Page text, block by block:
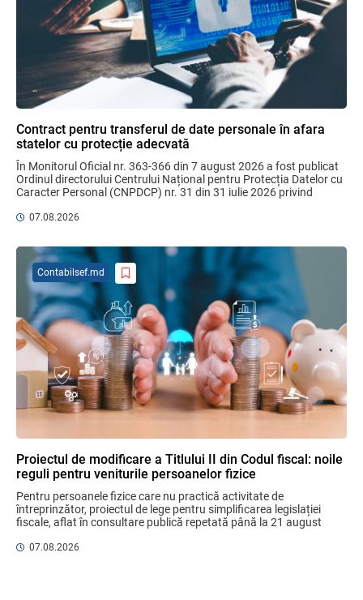
Бухгалтерские и Налоговые
Консультации № 07/2026, комментарии
на полях
06.08.2026 Ciobanu Veaceslav
Plafonul operațiunilor valutare de capital
06.08.2026
MIA Plăți Instant: Soluția inovativă pentru
Efectele trecerii la euro ca monedă de
referință
06.08.2026 BNM
Bunurile și banii confiscați vor fi utilizați
în scopuri sociale și în interes public
06.08.2026 Guvernul RM
Gala Financiară 2026 – solicitare de
nominalizare a candidaților
03.08.2026 Ministerul Finanțelor
Contract pentru transferul de date personale în afara
statelor cu protecție adecvată
În Monitorul Oficial nr. 363-366 din 7 august 2026 a fost publicat
Ordinul directorului Centrului Național pentru Protecția Datelor cu
Caracter Personal (CNPDCP) nr. 31 din 31 iulie 2026 privind
07.08.2026
Proiectul de modificare a Titlului II din Codul fiscal: noile
reguli pentru veniturile persoanelor fizice
Pentru persoanele fizice care nu practică activitate de
întreprinzător, proiectul de lege pentru simplificarea legislației
fiscale, aflat în consultare publică repetată până la 21 august
07.08.2026
Contabilsef.md